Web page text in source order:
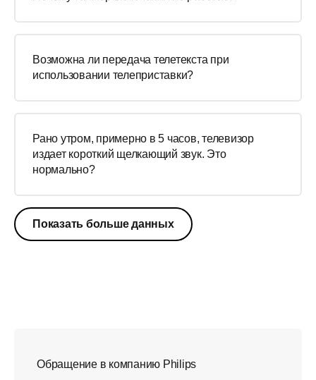
Возможна ли передача телетекста при
использовании телеприставки?
Рано утром, примерно в 5 часов, телевизор
издает короткий щелкающий звук. Это
нормально?
Показать больше данных
Обращение в компанию Philips